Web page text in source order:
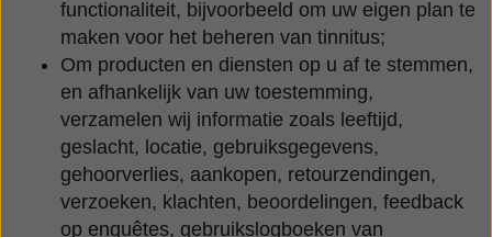
functionaliteit, bijvoorbeeld om uw eigen plan te
maken voor het beheren van tinnitus;
Om producten en diensten op u af te stemmen,
en afhankelijk van uw toestemming,
verzamelen wij informatie zoals leeftijd,
geslacht, locatie, gebruiksgegevens,
gehoorverlies, aankopen, retourzendingen,
verzoeken, klachten, beoordelingen, feedback
op enquêtes, gebruikslogboeken van